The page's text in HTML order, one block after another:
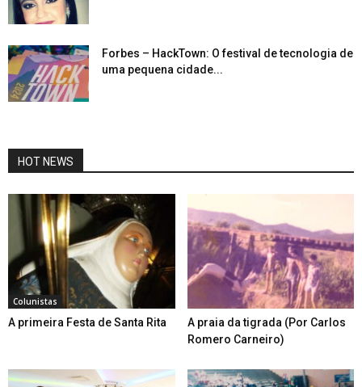
Forbes – HackTown: O festival de tecnologia de
uma pequena cidade...
HOT NEWS
Colunistas
A primeira Festa de Santa Rita
A praia da tigrada (Por Carlos
Romero Carneiro)